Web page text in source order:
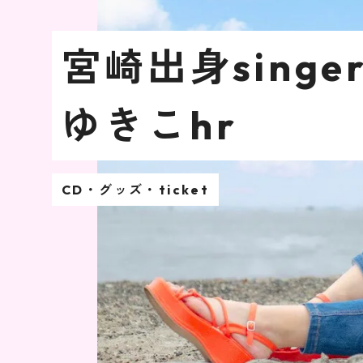
宮崎出身
ゆきこhr
CD・グッズ・ticket